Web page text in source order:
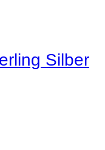
Silber